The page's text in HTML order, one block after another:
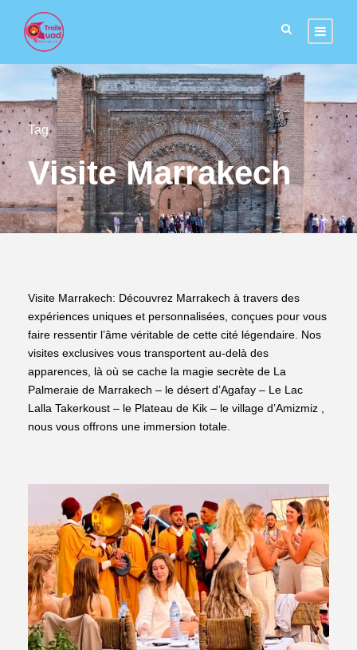
Tag
Visite Marrakech
Visite Marrakech: Découvrez Marrakech à travers des
expériences uniques et personnalisées, conçues pour vous
faire ressentir l’âme véritable de cette cité légendaire. Nos
visites exclusives vous transportent au-delà des
apparences, là où se cache la magie secrète de La
Palmeraie de Marrakech – le désert d’Agafay – Le Lac
Lalla Takerkoust – le Plateau de Kik – le village d’Amizmiz ,
nous vous offrons une immersion totale.